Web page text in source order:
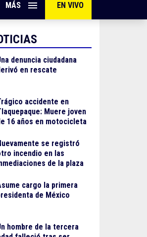
CON SABOR VIVE PUERTO VALLARTA
MÁS EN VIVO
denuncia ciudadana
en rescate
accidente en
Muere joven
16 años en motocicleta
se registró
incendio en las
de la plaza
cargo la primera
de México
hombre de la tercera